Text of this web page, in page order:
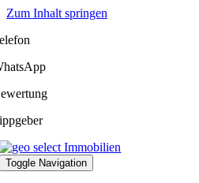
Zum Inhalt springen
Toggle Navigation